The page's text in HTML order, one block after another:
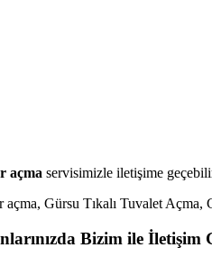
açma servisimizle iletişime
Gürsu Tıkalı Tuvalet Açma,
Bizim ile İletişim